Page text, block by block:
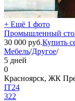
+ Ещё 1 фото
Промышленный
30 000 руб.Купить
Мебель/Другое/
5 дней
0
Красноярск, ЖК
IT24
322